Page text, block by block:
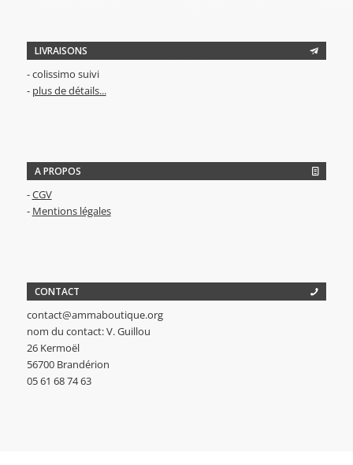
LIVRAISONS
- colissimo suivi
- plus de détails...
A PROPOS
-CGV
- Mentions légales
CONTACT
contact@ammaboutique.org
nom du contact: V. Guillou
26 Kermoël
56700 Brandérion
05 61 68 74 63